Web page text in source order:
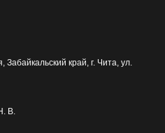
Забайкальский край, г. Чита, ул.
В.